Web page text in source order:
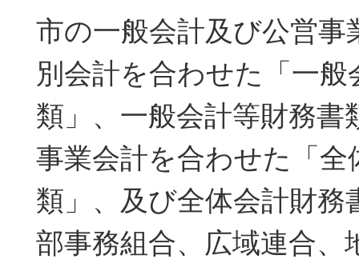
市の一般会計及び公営事
別会計を合わせた「一般
類」、一般会計等財務書
事業会計を合わせた「全
類」、及び全体会計財務
部事務組合、広域連合、